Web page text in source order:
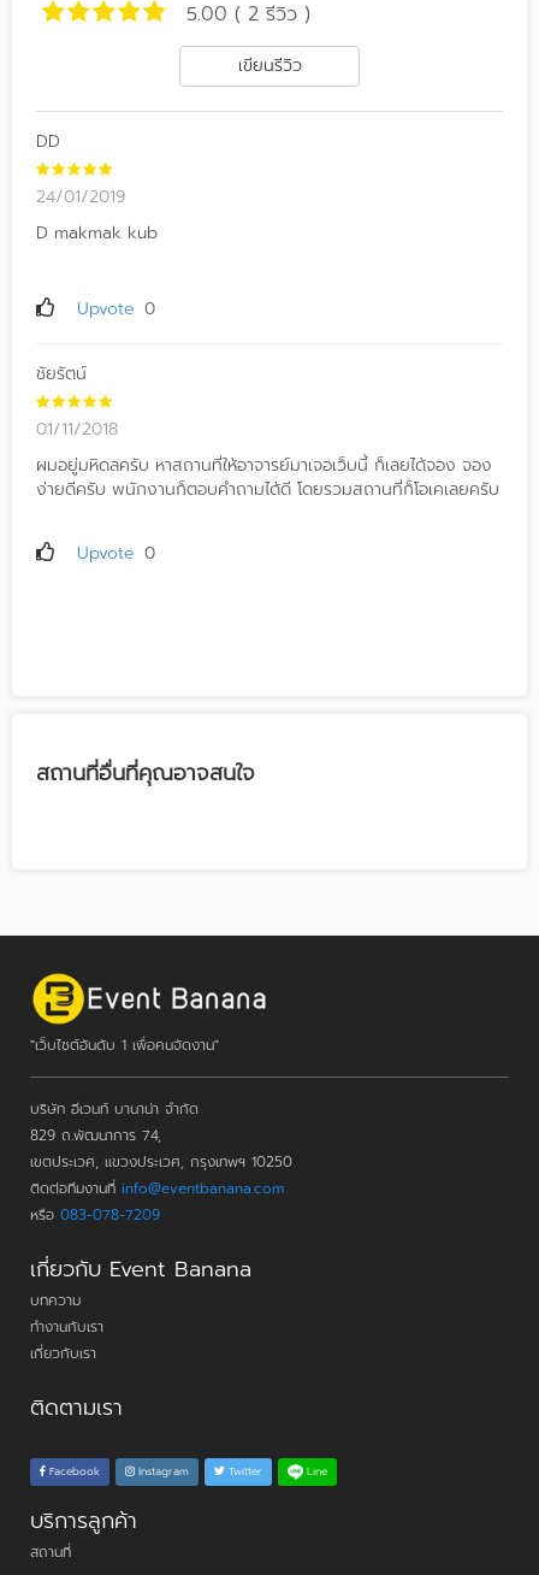
5.00 ( 2 รีวิว )
เขียนรีวิว
DD
24/01/2019
D makmak kub
Upvote 0
ชัยรัตน์
01/11/2018
ผมอยู่มหิดลครับ หาสถานที่ให้อาจารย์มาเจอเว็บนี้ ก็เลยได้จอง จอง
ง่ายดีครับ พนักงานก็ตอบคำถามได้ดี โดยรวมสถานที่ก็โอเคเลยครับ
Upvote 0
สถานที่อื่นที่คุณอาจสนใจ
"เว็บไซต์อันดับ 1 เพื่อคนจัดงาน"
บริษัท อีเวนท์ บานาน่า จำกัด
829 ถ.พัฒนาการ 74,
เขตประเวศ, แขวงประเวศ, กรุงเทพฯ 10250
ติดต่อทีมงานที่ info@eventbanana.com
หรือ 083-078-7209
เกี่ยวกับ Event Banana
บทความ
ทำงานกับเรา
เกี่ยวกับเรา
ติดตามเรา
Facebook Instagram Twitter Line
บริการลูกค้า
สถานที่